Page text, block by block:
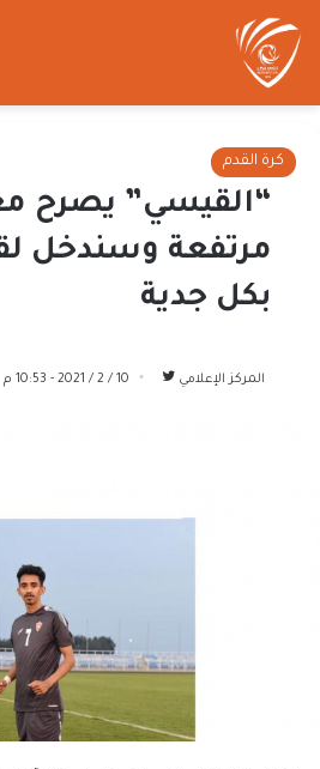
كرة القدم
“القيسي” يصرح
مرتفعة وسندخل
بكل جدية
المركز الإعلامي
تابع
10 / 2 / 2021 - 10:53 م